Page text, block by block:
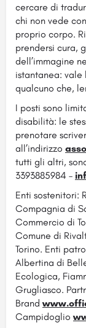
cercare di
chi non vede
proprio corpo.
prendersi cura,
dell’immagine
istantanea:
qualcuno che,
I posti sono
disabilità: le
prenotare
all’indirizzo
tutti gli altri,
3393885984 –
Enti sostenitori:
Compagnia di
Commercio di
Comune di
Torino. Enti
Albertina di
Ecologica,
Grugliasco.
Brand
Campidoglio